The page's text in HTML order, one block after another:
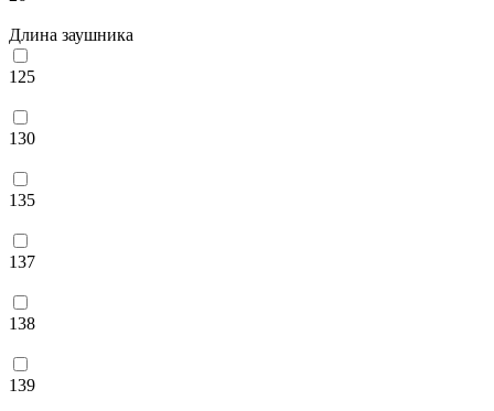
Длина заушника
125
130
135
137
138
139